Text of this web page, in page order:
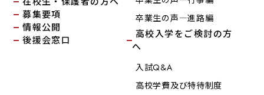
募集要項
情報公開
後援会窓口
卒業生の声―進路編
高校入学をご検討の方
へ
入試Q&A
高校学費及び特待制度